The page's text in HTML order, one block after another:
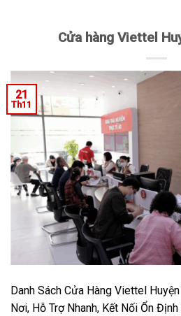
Cửa hàng Viettel
21
Th11
Danh Sách Cửa Hàng Viettel
Nơi, Hỗ Trợ Nhanh, Kết Nối Ổn